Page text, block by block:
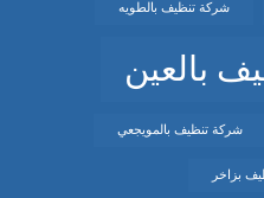
شركة تنظيف بالطويه
بالعين
شركة تنظيف بالمويجعي
بزاخر